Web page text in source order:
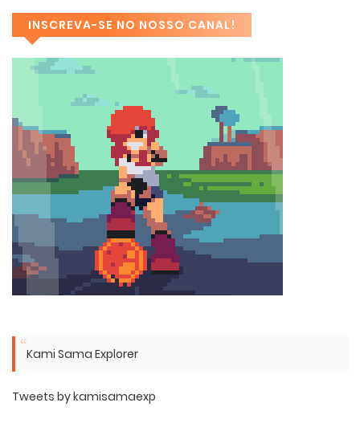
INSCREVA-SE NO NOSSO CANAL!
Kami Sama Explorer
Tweets by kamisamaexp